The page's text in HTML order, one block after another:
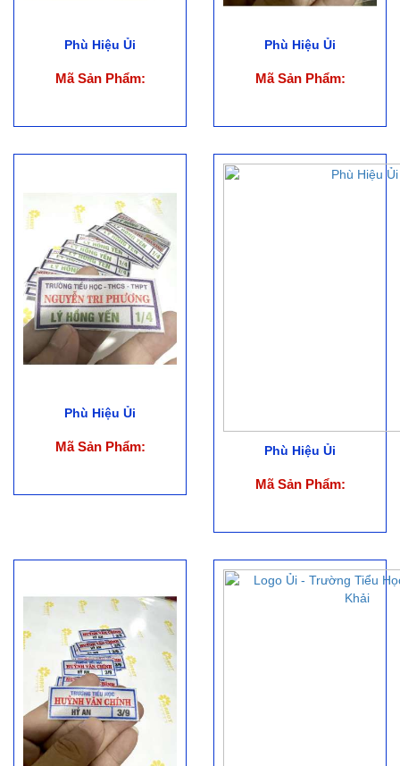
Phù Hiệu Ủi
Mã Sản Phẩm:
Phù Hiệu Ủi
Mã Sản Phẩm:
Phù Hiệu Ủi
Mã Sản Phẩm: Phù Hiệu Ủi
Mã Sản Phẩm: